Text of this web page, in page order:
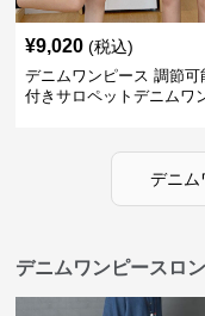
¥9,020 (税込)
デニムワンピース 調節可
付きサロペットデニムワ
デニム
デニムワンピースロ